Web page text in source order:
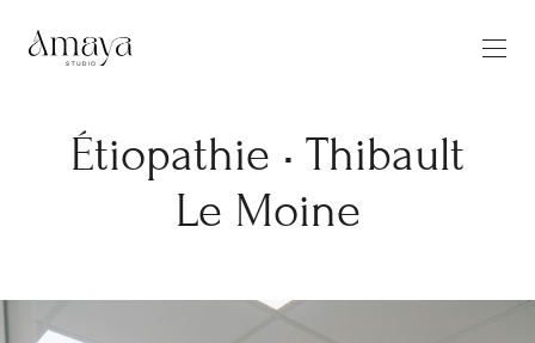
Étiopathie • Thibault
Le Moine